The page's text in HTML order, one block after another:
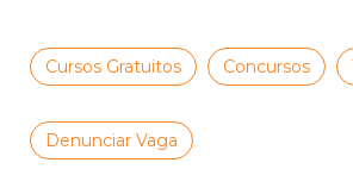
Cursos Gratuitos Concursos
Denunciar Vaga